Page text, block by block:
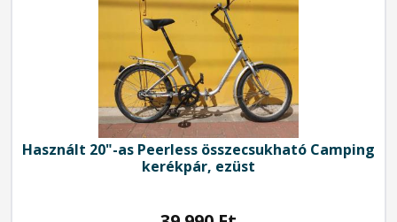
Használt 20"-as Peerless összecsukható Camping
kerékpár, ezüst